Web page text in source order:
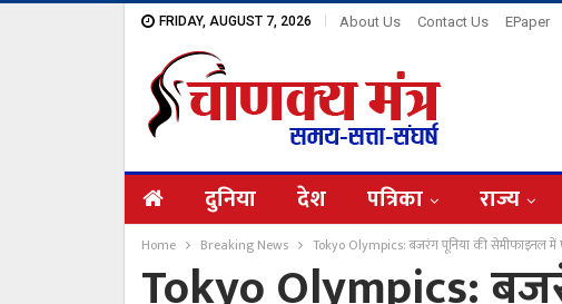
FRIDAY, AUGUST 7, 2026 About Us Contact Us EPaper
दुनिया देश पत्रिका राज्य
Home Breaking News Tokyo Olympics: बजरंग पूनिया की सेमीफाइनल में